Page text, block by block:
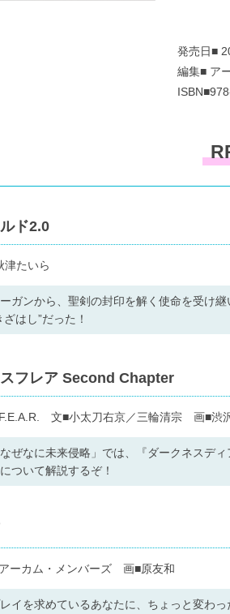
発売日■
編集■ ア
ド2.0
たいら
ガンから、聖剣の封印を解く使命を受け
はし”だった！
フレア Second Chapter
文■小太刀右京／三輪清宗 画■渋
ぜなに未来侵略」では、『ダークネスデ
ついて解説するぞ！
ーカム・メンバーズ 画■原友和
イを求めているあなたに、ちょっと変わ